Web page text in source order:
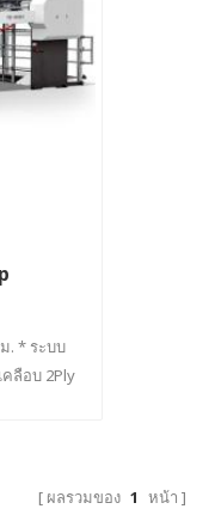
. * ระบบ
ลือบ 2Ply
ผลรวมของ 1 หน้า